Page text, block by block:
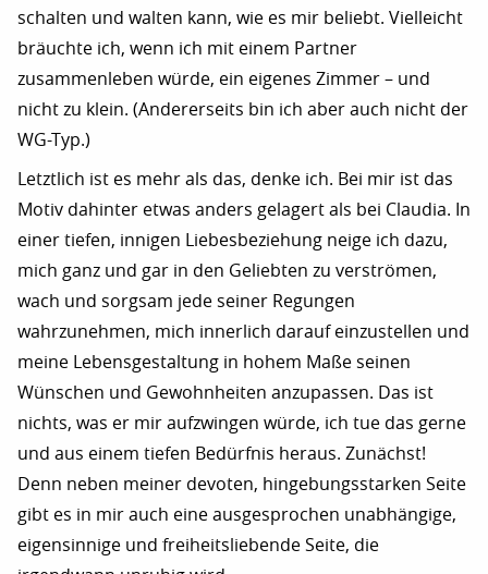
schalten und walten kann, wie es mir beliebt. Vielleicht
bräuchte ich, wenn ich mit einem Partner
zusammenleben würde, ein eigenes Zimmer – und
nicht zu klein. (Andererseits bin ich aber auch nicht der
WG-Typ.)
Letztlich ist es mehr als das, denke ich. Bei mir ist das
Motiv dahinter etwas anders gelagert als bei Claudia. In
einer tiefen, innigen Liebesbeziehung neige ich dazu,
mich ganz und gar in den Geliebten zu verströmen,
wach und sorgsam jede seiner Regungen
wahrzunehmen, mich innerlich darauf einzustellen und
meine Lebensgestaltung in hohem Maße seinen
Wünschen und Gewohnheiten anzupassen. Das ist
nichts, was er mir aufzwingen würde, ich tue das gerne
und aus einem tiefen Bedürfnis heraus. Zunächst!
Denn neben meiner devoten, hingebungsstarken Seite
gibt es in mir auch eine ausgesprochen unabhängige,
eigensinnige und freiheitsliebende Seite, die